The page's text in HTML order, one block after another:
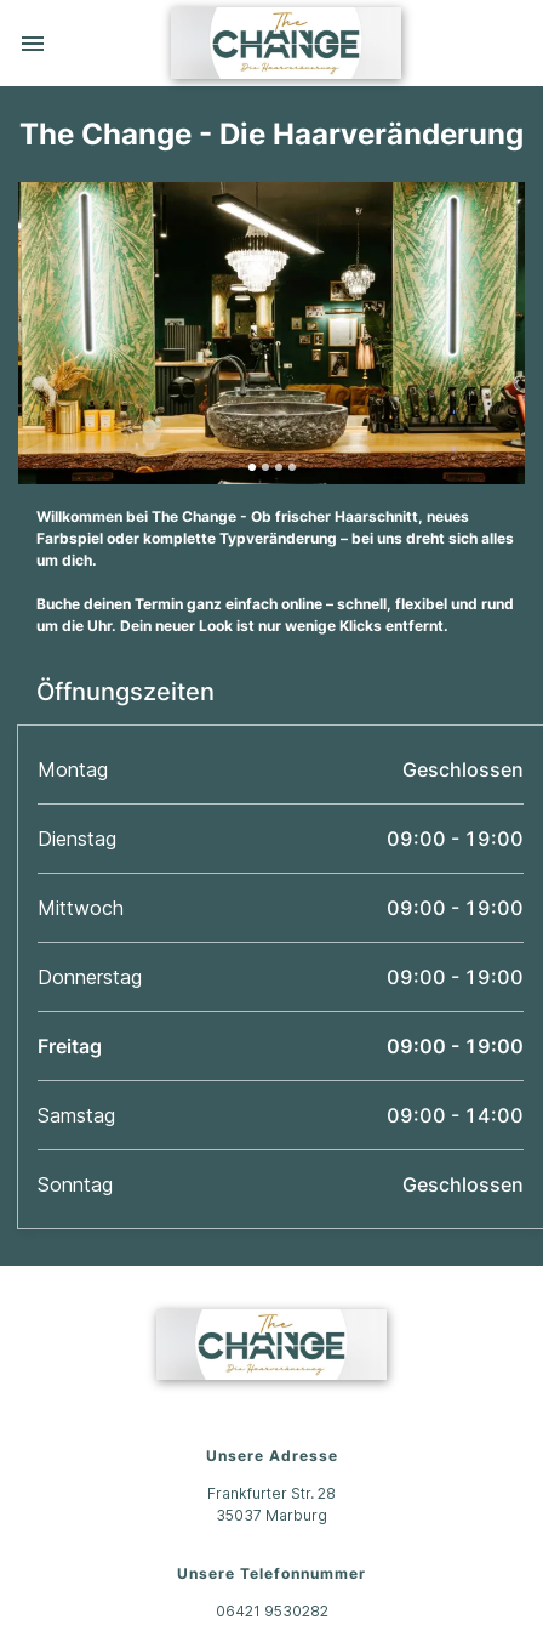
The Change - Die Haarveränderung
Willkommen bei The Change - Ob frischer Haarschnitt, neues
Farbspiel oder komplette Typveränderung – bei uns dreht sich alles
um dich.
Buche deinen Termin ganz einfach online – schnell, flexibel und rund
um die Uhr. Dein neuer Look ist nur wenige Klicks entfernt.
Öffnungszeiten
Montag Geschlossen
Dienstag 09:00 - 19:00
Mittwoch 09:00 - 19:00
Donnerstag 09:00 - 19:00
Freitag 09:00 - 19:00
Samstag 09:00 - 14:00
Sonntag Geschlossen
Unsere Adresse
Frankfurter Str. 28
35037 Marburg
Unsere Telefonnummer
06421 9530282